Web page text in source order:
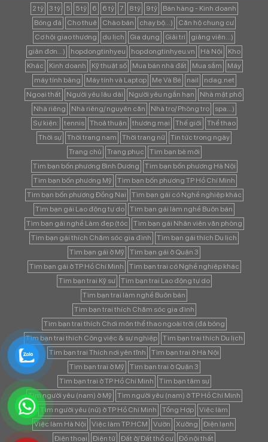
2 tỷ 3 tỷ 5 5 tỷ 6 6 tỷ 7 8 tỷ 9 tỷ
Bán hàng - Kinh doanh
Bóng đá
Cho thuê Chào bán chạy bộ...)
Căn hộ chung cư
Cơ hội giao thương
du lịch Gia dụng Giải trí
giảng viên...)
giản đơn...)
hopdongtinhyeu hopdongtinhyeu.vn Hà Nội
Kho
Khác
Kinh doanh Kỹ thuật số Mua bán nhà đất Mua sắm
Máy
máy tính bảng
Máy tính và Laptop Mẹ Và Bé nail
ndag.net
Ngoại thất
Người yêu lâu dài Người yêu ngắn hạn
Nhà mặt phố
Nhà riêng
Nhà riêng/ nguyên căn Nhà trọ/ Phòng trọ
spa...)
Sự kiện:
tennis Thoả thuận thương mại Thế giới
Thể thao
Thời sự
Thời trang nam Thời trang nữ
Tin tức trong ngày
Trang chủ
Trang phục
Tìm bạn bè mới
Tìm bạn bốn phương Bình Dương
Tìm bạn bốn phương Hà Nội
Tìm bạn bốn phương Mỹ
Tìm bạn bốn phương TP Hồ Chí Minh
Tìm bạn bốn phương Đồng Nai
Tìm bạn gái có Nghề nghiệp khác
Tìm bạn gái Lao động tự do
Tìm bạn gái làm nghề Buôn bán
Tìm bạn gái nghề Làm đẹp (tóc
Tìm bạn gái Nhân viên văn phòng
Tìm bạn gái thích Chăm sóc gia đình
Tìm bạn gái thích Du lịch
Tìm bạn gái ở Mỹ
Tìm bạn gái ở Quận 3
Tìm bạn gái ở TP Hồ Chí Minh
Tìm bạn trai có Nghề nghiệp khác
Tìm bạn trai Kỹ sư
Tìm bạn trai Lao động tự do
Tìm bạn trai làm nghề Buôn bán
Tìm bạn trai thích Chăm sóc gia đình
Tìm bạn trai thích Chơi môn thể thao ngoài trời (đá bóng
Tìm bạn trai thích Công việc & sự nghiệp
Tìm bạn trai thích Du lịch
Tìm bạn trai Thích nơi yên tĩnh
Tìm bạn trai ở Hà Nội
Tìm bạn trai ở Mỹ
Tìm bạn trai ở Quận 3
Tìm bạn trai ở TP Hồ Chí Minh
Tìm bạn tâm sự
Tìm người yêu (nam) ở Mỹ
Tìm người yêu (nam) ở TP Hồ Chí Minh
Tìm người yêu (nữ) ở TP Hồ Chí Minh
Tổng Hợp
Việc làm
Việc làm Hà Nội
Việc làm TP.HCM Vườn Xưởng
Điện lạnh
Điện thoại
Điện tử Đất ở/ Đất thổ cư Đồ nội thất